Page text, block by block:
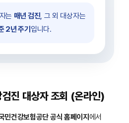
는 매년 검진 , 그 외 대상자는
2년 주기 입니다.
진 대상자 조회 (온라인)
민건강보험공단 공식 홈페이지 에서